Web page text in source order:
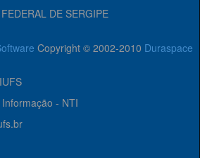
DE SERGIPE
Copyright © 2002-2010 Duraspace
- NTI